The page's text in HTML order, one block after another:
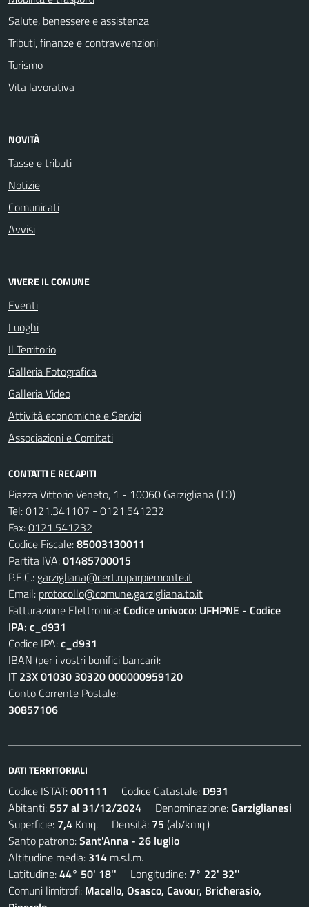
Salute, benessere e assistenza
Tributi, finanze e contravvenzioni
Turismo
Vita lavorativa
NOVITÀ
Tasse e tributi
Notizie
Comunicati
Avvisi
VIVERE IL COMUNE
Eventi
Luoghi
Il Territorio
Galleria Fotografica
Galleria Video
Attività economiche e Servizi
Associazioni e Comitati
CONTATTI E RECAPITI
Piazza Vittorio Veneto, 1 - 10060 Garzigliana (TO)
Tel:0121.341107 - 0121.541232
Fax:0121.541232
Codice Fiscale:85003130011
Partita IVA:01485700015
P.E.C.: garzigliana@cert.ruparpiemonte.it
Email: protocollo@comune.garzigliana.to.it
Fatturazione Elettronica:Codice univoco: UFHPNE - Codice
IPA: c_d931
Codice IPA:c_d931
IBAN (per i vostri bonifici bancari):
IT 23X 01030 30320 000000959120
Conto Corrente Postale:
30857106
DATI TERRITORIALI
Codice ISTAT:001111 Codice Catastale: D931
Abitanti: 557 al 31/12/2024 Denominazione:Garziglianesi
Superficie: 7,4 Kmq. Densità: 75 (ab/kmq.)
Santo patrono:Sant'Anna - 26 luglio
Altitudine media: 314 m.s.l.m.
Latitudine:44° 50' 18'' Longitudine: 7° 22' 32''
Comuni limitrofi: Macello, Osasco, Cavour, Bricherasio,